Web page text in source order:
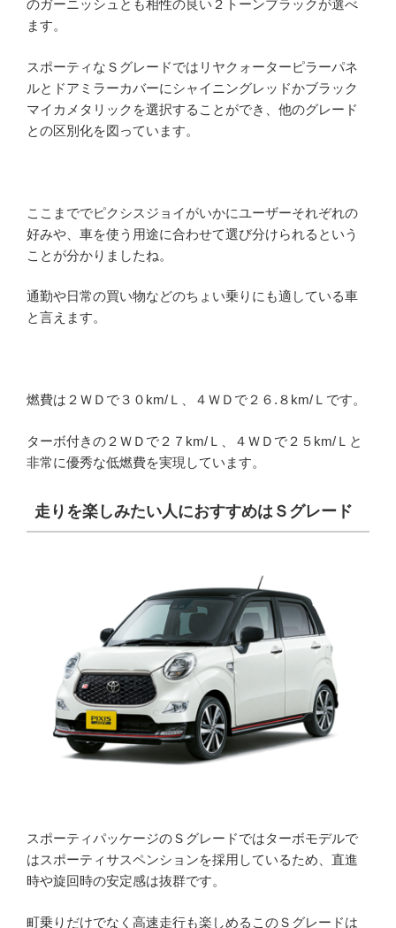
のガーニッシュとも相性の良い２トーンブラックが選べ
ます。
スポーティなＳグレードではリヤクォーターピラーパネ
ルとドアミラーカバーにシャイニングレッドかブラック
マイカメタリックを選択することができ、他のグレード
との区別化を図っています。
ここまででピクシスジョイがいかにユーザーそれぞれの
好みや、車を使う用途に合わせて選び分けられるという
ことが分かりましたね。
通勤や日常の買い物などのちょい乗りにも適している車
と言えます。
燃費は２ＷＤで３０km/Ｌ、４ＷＤで２６.８km/Ｌです。
ターボ付きの２ＷＤで２７km/Ｌ、４ＷＤで２５km/Ｌと
非常に優秀な低燃費を実現しています。
走りを楽しみたい人におすすめはＳグレード
スポーティパッケージのＳグレードではターボモデルで
はスポーティサスペンションを採用しているため、直進
時や旋回時の安定感は抜群です。
町乗りだけでなく高速走行も楽しめるこのＳグレードは